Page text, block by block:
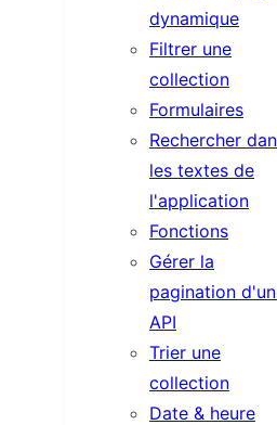
dynamique
Filtrer une
collection
Formulaires
Rechercher
les textes de
l'application
Fonctions
Gérer la
pagination
API
Trier une
collection
Date & heure